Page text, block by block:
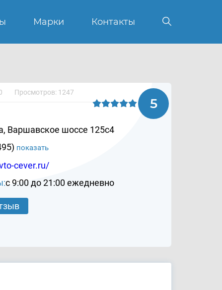
Марки Контакты
Просмотров: 1247
Варшавское шоссе 125с4
показать
cever.ru/
c 9:00 до 21:00 ежедневно
5